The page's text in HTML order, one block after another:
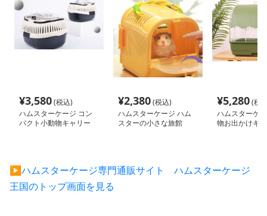
¥3,580(税込)
ハムスターケージ コン
パクト小動物キャリー
¥2,380(税込)
ハムスターケージ ハム
スターの小さな旅館
¥5,280(税
ハムスターケ
物お出かけキ
▶︎ハムスターケージ専門通販サイト ハムスターケージ
王国のトップ画面を見る